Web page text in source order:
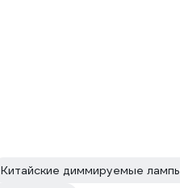
Китайские диммируемые